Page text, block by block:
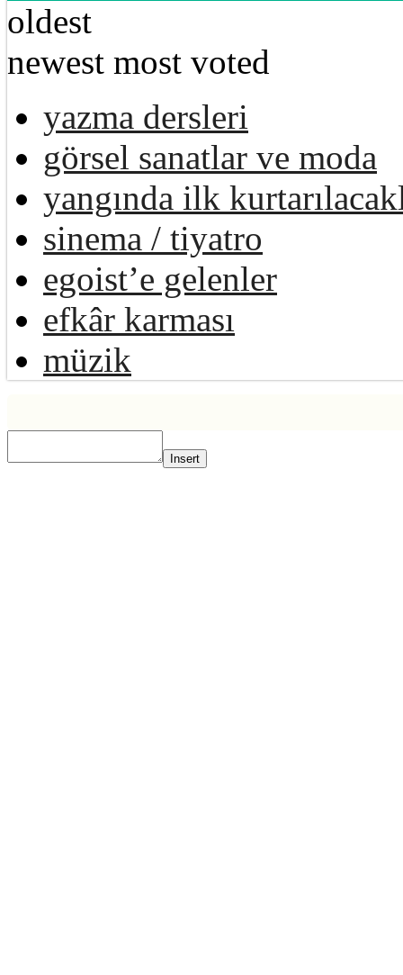
oldest
newest most voted
yazma dersleri
görsel sanatlar ve moda
yangında ilk
sinema / tiyatro
egoist’e gelenler
efkâr karması
müzik
Insert